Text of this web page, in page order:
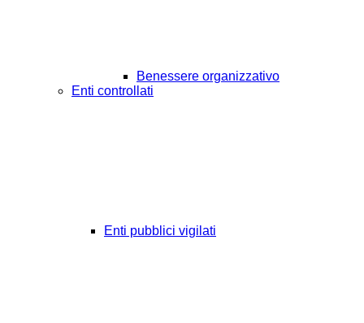
Benessere organizzativo
Enti controllati
Enti pubblici vigilati